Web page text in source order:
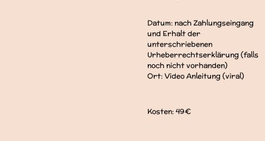
Datum: nach Zahlungseingang
und Erhalt der
unterschriebenen
Urheberrechtserklärung (falls
noch nicht vorhanden)
Ort: Video Anleitung (viral)
Kosten: 49€